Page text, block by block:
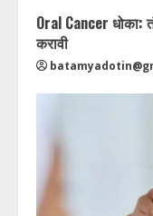
Oral Cancer धोका:
करावी